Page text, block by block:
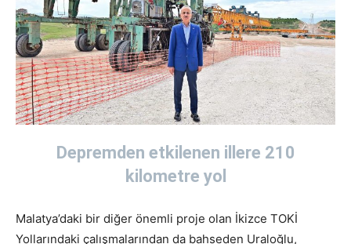
Depremden etkilenen illere 210
kilometre yol
Malatya’daki bir diğer önemli proje olan İkizce TOKİ
Yollarındaki çalışmalarından da bahseden Uraloğlu,